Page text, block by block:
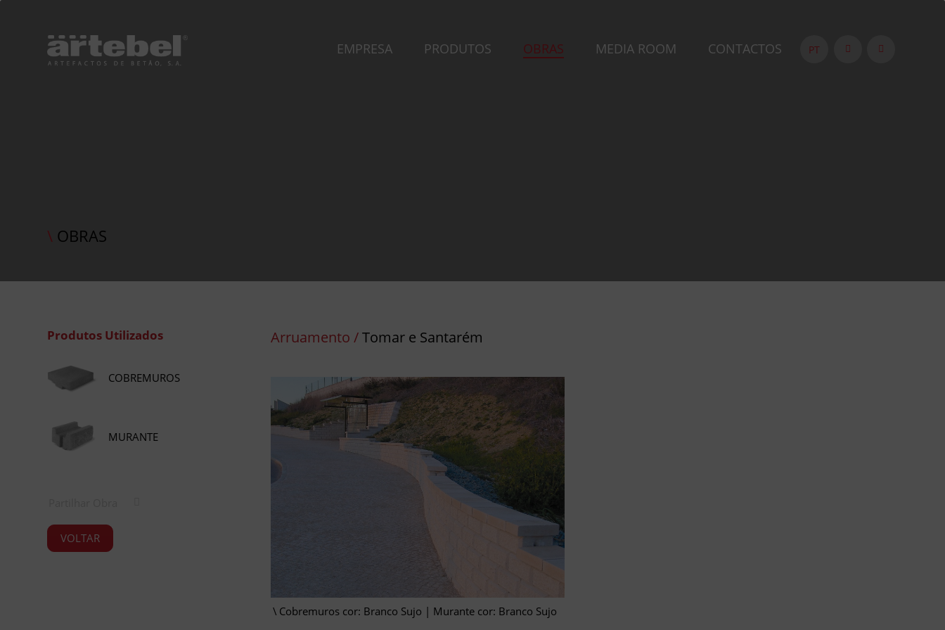
EMPRESA PRODUTOS OBRAS MEDIA ROOM CONTACTOS PT
\ OBRAS
Produtos Utilizados
COBREMUROS
MURANTE
VOLTAR
Arruamento /Tomar e Santarém
Cobremuros cor: Branco Sujo | Murante cor: Branco Sujo